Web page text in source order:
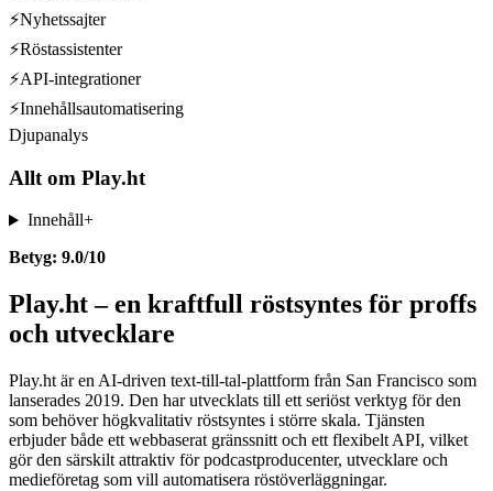
⚡Nyhetssajter
⚡Röstassistenter
⚡API-integrationer
⚡Innehållsautomatisering
Djupanalys
Allt om Play.ht
Innehåll+
Betyg: 9.0/10
Play.ht – en kraftfull röstsyntes för proffs
och utvecklare
Play.ht är en AI-driven text-till-tal-plattform från San Francisco som
lanserades 2019. Den har utvecklats till ett seriöst verktyg för den
som behöver högkvalitativ röstsyntes i större skala. Tjänsten
erbjuder både ett webbaserat gränssnitt och ett flexibelt API, vilket
gör den särskilt attraktiv för podcastproducenter, utvecklare och
medieföretag som vill automatisera röstöverläggningar.